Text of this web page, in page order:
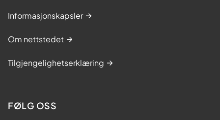
Informasjonskapsler
Om nettstedet
Tilgjengelighetserklæring
FØLG OSS